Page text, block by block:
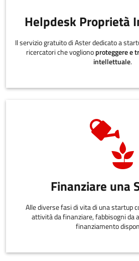
Helpdesk Proprietà
Il servizio gratuito di Aster dedicato a
ricercatori che voglionoproteggere e
intellettuale.
Finanziare una
Alle diverse fasi di vita di una startup
attività da finanziare, fabbisogni da
finanziamento